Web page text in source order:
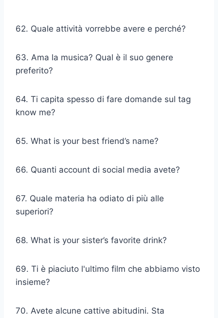
62. Quale attività vorrebbe avere e perché?
63. Ama la musica? Qual è il suo genere
preferito?
64. Ti capita spesso di fare domande sul tag
know me?
65. What is your best friend’s name?
66. Quanti account di social media avete?
67. Quale materia ha odiato di più alle
superiori?
68. What is your sister’s favorite drink?
69. Ti è piaciuto l'ultimo film che abbiamo visto
insieme?
70. Avete alcune cattive abitudini. Sta